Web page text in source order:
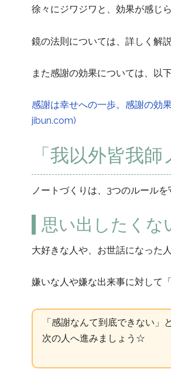
徐々にジワジワと、効果が感じ
鏡の法則については、詳しく解
また感謝の効果については、以
感謝は幸せへの一歩。感謝の効
jibun.com)
「我以外皆我
ノートづくりは、3つのルールを
思い出したくな
大好きな人や、お世話になった
嫌いな人や嫌な出来事に対して
「感謝なんて到底できない
次の人へ進みましょう☆